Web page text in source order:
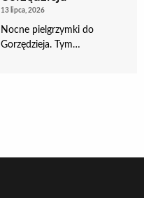
13 lipca, 2026
Nocne pielgrzymki do
Gorzędzieja. Tym…